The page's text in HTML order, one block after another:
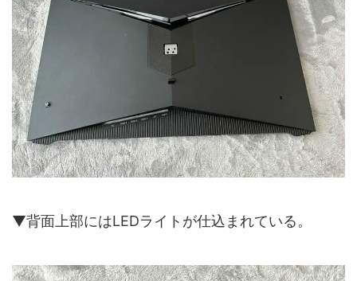
▼背面上部にはLEDライトが仕込まれている。